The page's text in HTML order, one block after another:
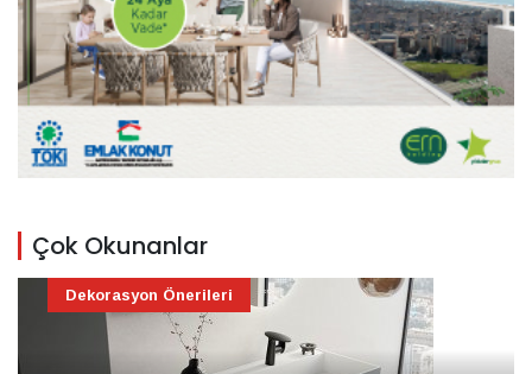
Çok Okunanlar
Dekorasyon Önerileri